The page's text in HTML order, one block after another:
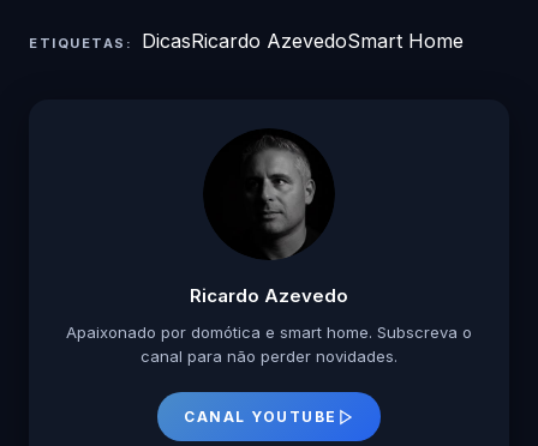
ETIQUETAS: DicasRicardo AzevedoSmart Home
Ricardo Azevedo
Apaixonado por domótica e smart home. Subscreva o
canal para não perder novidades.
CANAL YOUTUBE